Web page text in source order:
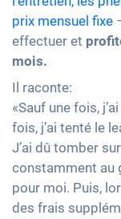
prix mensuel fixe
effectuer et
mois.
Il raconte:
«Sauf une fois,
fois, j’ai tenté le
J’ai dû tomber
constamment au
pour moi. Puis,
des frais